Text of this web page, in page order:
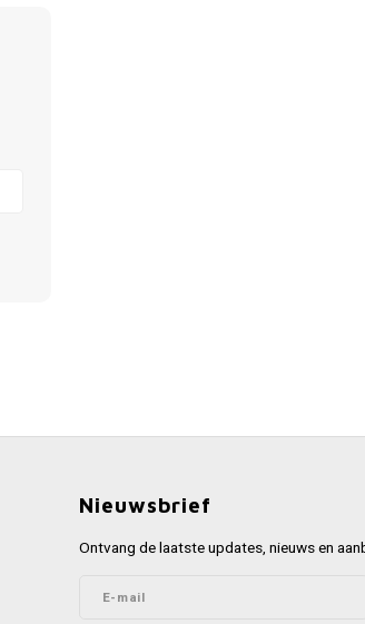
Nieuwsbrief
Ontvang de laatste updates, nieuws en